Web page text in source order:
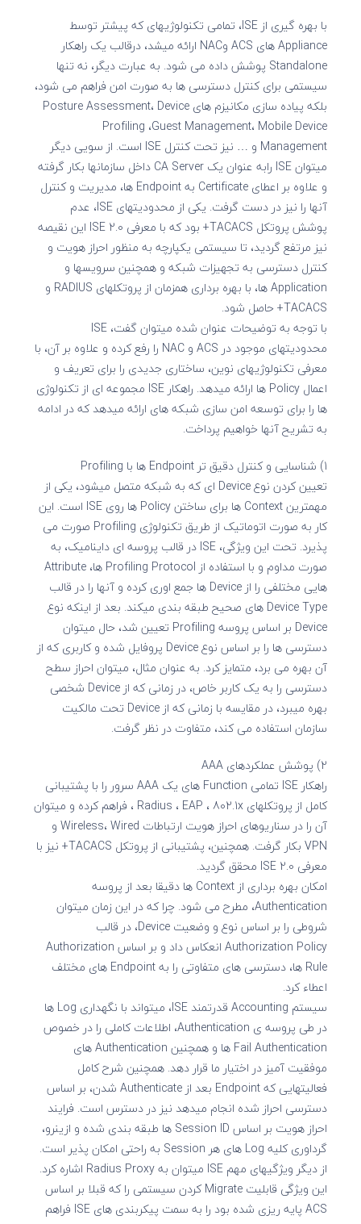
با بهره گیری از ISE، تمامی تکنولوژیهای که پیشتر توسط
Appliance های ACS وNAC ارائه میشد، درقالب یک راهکار
Standalone پوشش داده می شود. به عبارت دیگر، نه تنها
سیستمی برای کنترل دسترسی ها به صورت امن فراهم می شود،
بلکه پیاده سازی مکانیزم های Posture Assessment، Device
Profiling ،Guest Management، Mobile Device
Management و … نیز تحت کنترل ISE است. از سویی دیگر
میتوان ISE رابه عنوان یک CA Server داخل سازمانها بکار گرفته
و علاوه بر اعطای Certificate به Endpoint ها، مدیریت و کنترل
آنها را نیز در دست گرفت. یکی از محدودیتهای ISE، عدم
پوشش پروتکل TACACS+ بود که با معرفی ISE 2.0 این نقیصه
نیز مرتفع گردید، تا سیستمی یکپارچه به منظور احراز هویت و
کنترل دسترسی به تجهیزات شبکه و همچنین سرویسها و
Application ها، با بهره برداری همزمان از پروتکلهای RADIUS و
TACACS+ حاصل شود.
با توجه به توضیحات عنوان شده میتوان گفت، ISE
محدودیتهای موجود در ACS و NAC را رفع کرده و علاوه بر آن، با
معرفی تکنولوژیهای نوین، ساختاری جدیدی را برای تعریف و
اعمال Policy ها ارائه میدهد. راهکار ISE مجموعه ای از تکنولوژی
ها را برای توسعه امن سازی شبکه های ارائه میدهد که در ادامه
به تشریح آنها خواهیم پرداخت.
1) شناسایی و کنترل دقیق تر Endpoint ها با Profiling
تعیین کردن نوع Device ای که به شبکه متصل میشود، یکی از
مهمترین Context ها برای ساختن Policy ها روی ISE است. این
کار به صورت اتوماتیک از طریق تکنولوژی Profiling صورت می
پذیرد. تحت این ویژگی، ISE در قالب پروسه ای داینامیک، به
صورت مداوم و با استفاده از Profiling Protocol ها، Attribute
هایی مختلفی را از Device ها جمع اوری کرده و آنها را در قالب
Device Type های صحیح طبقه بندی میکند. بعد از اینکه نوع
Device بر اساس پروسه Profiling تعیین شد، حال میتوان
دسترسی ها را بر اساس نوع Device پروفایل شده و کاربری که از
آن بهره می برد، متمایز کرد. به عنوان مثال، میتوان احراز سطح
دسترسی را به یک کاربر خاص، در زمانی که از Device شخصی
بهره میبرد، در مقایسه با زمانی که از Device تحت مالکیت
سازمان استفاده می کند، متفاوت در نظر گرفت.
2) پوشش عملکردهای AAA
راهکار ISE تمامی Function های یک AAA سرور را با پشتیبانی
کامل از پروتکلهای Radius ، EAP ، 802.1x ، فراهم کرده و میتوان
آن را در سناریوهای احراز هویت ارتباطات Wireless، Wired و
VPN بکار گرفت. همچنین، پشتیبانی از پروتکل TACACS+ نیز با
معرفی ISE 2.0 محقق گردید.
امکان بهره برداری از Context ها دقیقا بعد از پروسه
Authentication، مطرح می شود. چرا که در این زمان میتوان
شروطی را بر اساس نوع و وضعیت Device، در قالب
Authorization Policy انعکاس داد و بر اساس Authorization
Rule ها، دسترسی های متفاوتی را به Endpoint های مختلف
اعطاء کرد.
سیستم Accounting قدرتمند ISE، میتواند با نگهداری Log ها
در طی پروسه ی Authentication، اطلاعات کاملی را در خصوص
Fail Authentication ها و همچنین Authentication های
موفقیت آمیز در اختیار ما قرار دهد. همچنین شرح کامل
فعالیتهایی که Endpoint بعد از Authenticate شدن، بر اساس
دسترسی احراز شده انجام میدهد نیز در دسترس است. فرایند
احراز هویت بر اساس Session ID ها طبقه بندی شده و ازینرو،
گرداوری کلیه Log های هر Session به راحتی امکان پذیر است.
از دیگر ویژگیهای مهم ISE میتوان به Radius Proxy اشاره کرد.
این ویژگی قابلیت Migrate کردن سیستمی را که قبلا بر اساس
ACS پایه ریزی شده بود را به سمت پیکربندی های ISE فراهم